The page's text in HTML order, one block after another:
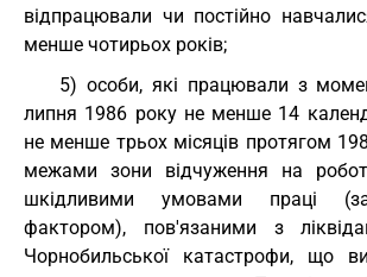
відпрацювали чи постійно
менше чотирьох років;
5) особи, які працювали з
липня 1986 року не менше 14
не менше трьох місяців протягом
межами зони відчуження на
шкідливими умовами праці (за
фактором), пов'язаними з
Чорнобильської катастрофи, що